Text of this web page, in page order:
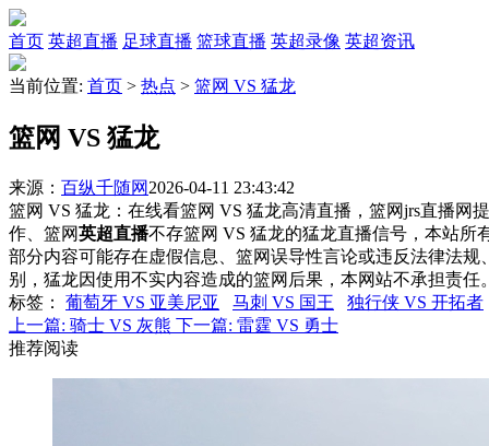
首页 英超直播 足球直播 篮球直播 英超录像 英超资讯
当前位置: 首页 > 热点 > 篮网 VS 猛龙
篮网 VS 猛龙
来源： 百纵千随网 2026-04-11 23:43:42
篮网 VS 猛龙：在线看篮网 VS 猛龙高清直播，篮网jrs直播网
作、篮网英超直播不存篮网 VS 猛龙的猛龙直播信号，本站所
部分内容可能存在虚假信息、篮网误导性言论或违反法律法规
别，猛龙因使用不实内容造成的篮网后果，本网站不承担责任
标签 ： 葡萄牙 VS 亚美尼亚 马刺 VS 国王
独行侠 VS 开拓者
上一篇: 骑士 VS 灰熊 下一篇: 雷霆 VS 勇士
推荐阅读